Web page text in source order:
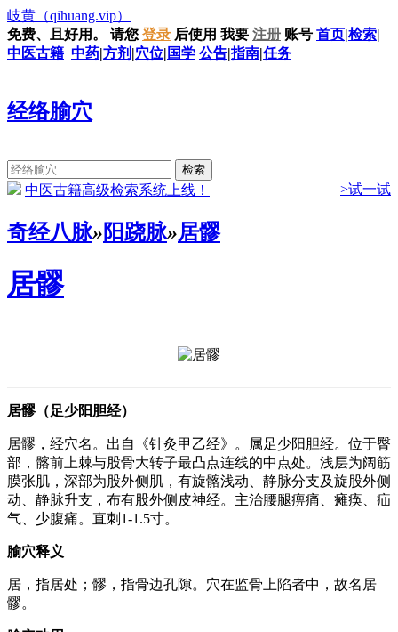
岐黄 （qihuang.vip）
免费、且好用。
请您 登录 后使用 我要 注册 账号 首页|检索|
中医古籍 中药|方剂 |穴位| 国学 公告|指南|任务
经络腧穴
中医古籍高级检索系统上线！ >试一试
奇经八脉»阳跷脉»居髎
居髎
居髎（足少阳胆经）
居髎，经穴名。出自《针灸甲乙经》。属足少阳胆经。位于臀
部，髂前上棘与股骨大转子最凸点连线的中点处。浅层为阔筋
膜张肌，深部为股外侧肌，有旋髂浅动、静脉分支及旋股外侧
动、静脉升支，布有股外侧皮神经。主治腰腿痹痛、瘫痪、疝
气、少腹痛。直刺1-1.5寸。
腧穴释义
居，指居处；髎，指骨边孔隙。穴在监骨上陷者中，故名居
髎。